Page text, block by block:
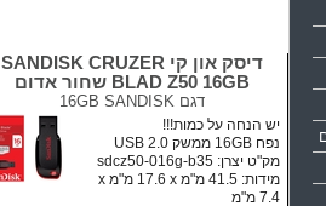
דיסק און קי SANDISK CRUZER
BLAD Z50 16GB שחור אדום
דגם 16GB SANDISK
יש הנחה על כמות!!!
נפח 16GB ממשק USB 2.0
מק"ט יצרן: sdcz50-016g-b35
מידות: ‏41.5 מ"מ x ‏17.6 מ"מ x